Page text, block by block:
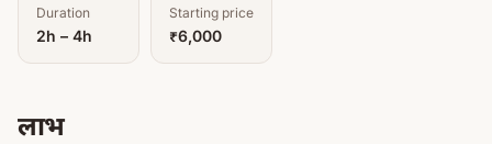
Duration
2h – 4h
Starting price
₹6,000
लाभ